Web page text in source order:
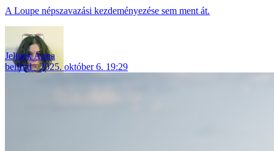
A Loupe népszavazási kezdeményezése sem ment át.
Jelinek Anna
belföld
2025. október 6. 19:29